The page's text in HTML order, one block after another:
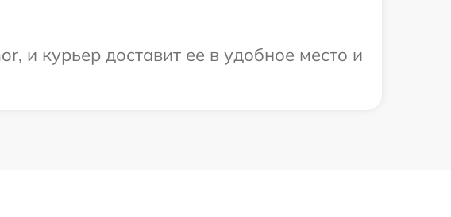
и курьер доставит ее в удобное место и